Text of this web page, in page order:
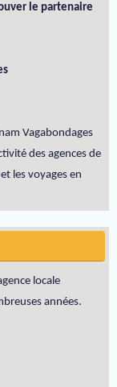
le partenaire
Vagabondages
des agences de
les voyages en
locale
années.